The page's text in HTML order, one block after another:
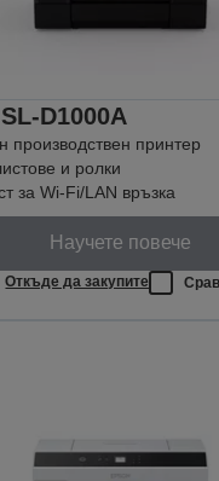
D1000A
производствен принтер
и ролки
за Wi-Fi/LAN връзка
Научете повече
Откъде да закупите